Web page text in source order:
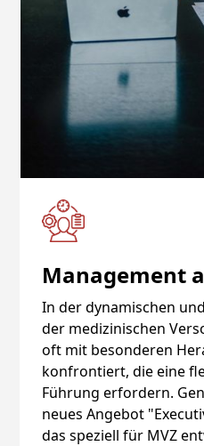
Management
In der dynamischen
der medizinischen
oft mit besonderen
konfrontiert, die eine
Führung erfordern.
neues Angebot
das speziell für MVZ